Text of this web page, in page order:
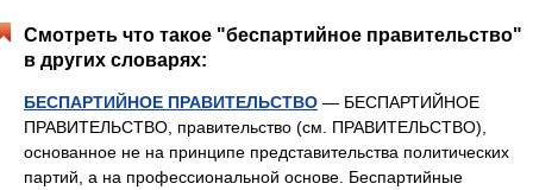
Смотреть что такое "беспартийное правительство"
в других словарях:
БЕСПАРТИЙНОЕ ПРАВИТЕЛЬСТВО — БЕСПАРТИЙНОЕ
ПРАВИТЕЛЬСТВО, правительство (см. ПРАВИТЕЛЬСТВО),
основанное не на принципе представительства политических
партий, а на профессиональной основе. Беспартийные